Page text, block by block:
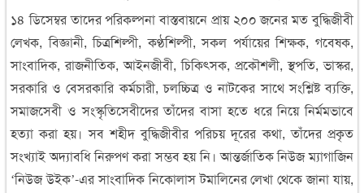
১৪ ডিসেম্বর তাদের পরিকল্পনা বাস্তবায়নে প্রায় ২০০ জনের মত বুদ্ধিজীবী
লেখক, বিজ্ঞানী, চিত্রশিল্পী, কণ্ঠশিল্পী, সকল পর্যায়ের শিক্ষক, গবেষক,
সাংবাদিক, রাজনীতিক, আইনজীবী, চিকিৎসক, প্রকৌশলী, স্থপতি, ভাস্কর,
সরকারি ও বেসরকারি কর্মচারী, চলচ্চিত্র ও নাটকের সাথে সংশ্লিষ্ট ব্যক্তি,
সমাজসেবী ও সংস্কৃতিসেবীদের তাঁদের বাসা হতে ধরে নিয়ে নির্মমভাবে
হত্যা করা হয়। সব শহীদ বুদ্ধিজীবীর পরিচয় দূরের কথা, তাঁদের প্রকৃত
সংখ্যাই অদ্যাবধি নিরুপণ করা সম্ভব হয় নি। আন্তর্জাতিক নিউজ ম্যাগাজিন
‘নিউজ উইক’-এর সাংবাদিক নিকোলাস টমালিনের লেখা থেকে জানা যায়,